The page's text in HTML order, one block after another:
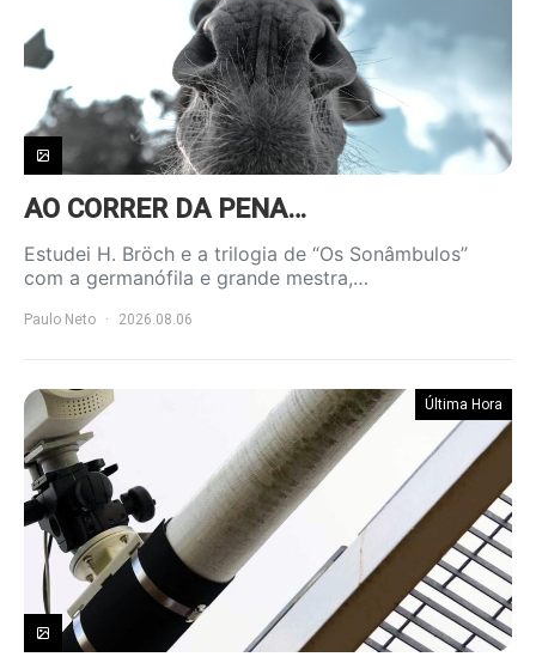
AO CORRER DA PENA…
Estudei H. Bröch e a trilogia de “Os Sonâmbulos”
com a germanófila e grande mestra,…
Paulo Neto 2026.08.06
Última Hora